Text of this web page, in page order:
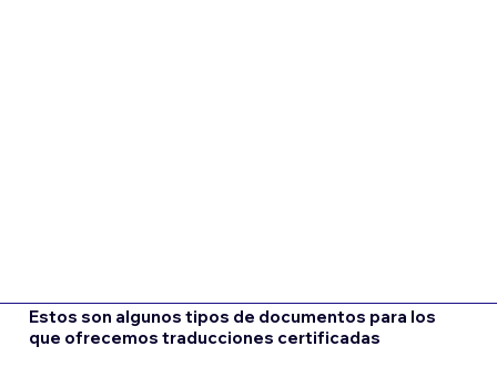
Estos son algunos tipos de documentos para los
que ofrecemos traducciones certificadas